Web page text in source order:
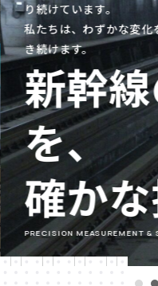
り続けています。
私たちは、わずかな変
き続けます。
新幹
を、
確か
PRECISION MEASUREMENT &